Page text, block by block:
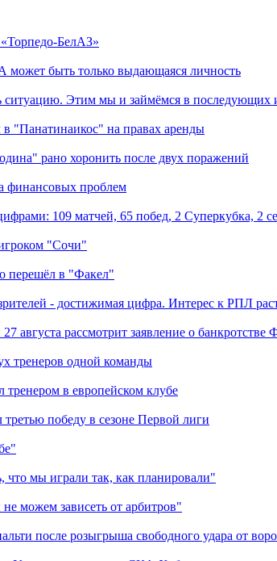
БелАЗ»
может быть только выдающаяся личность
ситуацию. Этим мы и займёмся в последующих
"Панатинаикос" на правах аренды
рано хоронить после двух поражений
финансовых проблем
109 матчей, 65 побед, 2 Суперкубка, 2
"Сочи"
перешёл в "Факел"
- достижимая цифра. Интерес к РПЛ
августа рассмотрит заявление о
тренеров одной команды
тренером в европейском клубе
победу в сезоне Первой лиги
что мы играли так, как планировали"
можем зависеть от арбитров"
после розыгрыша свободного удара от